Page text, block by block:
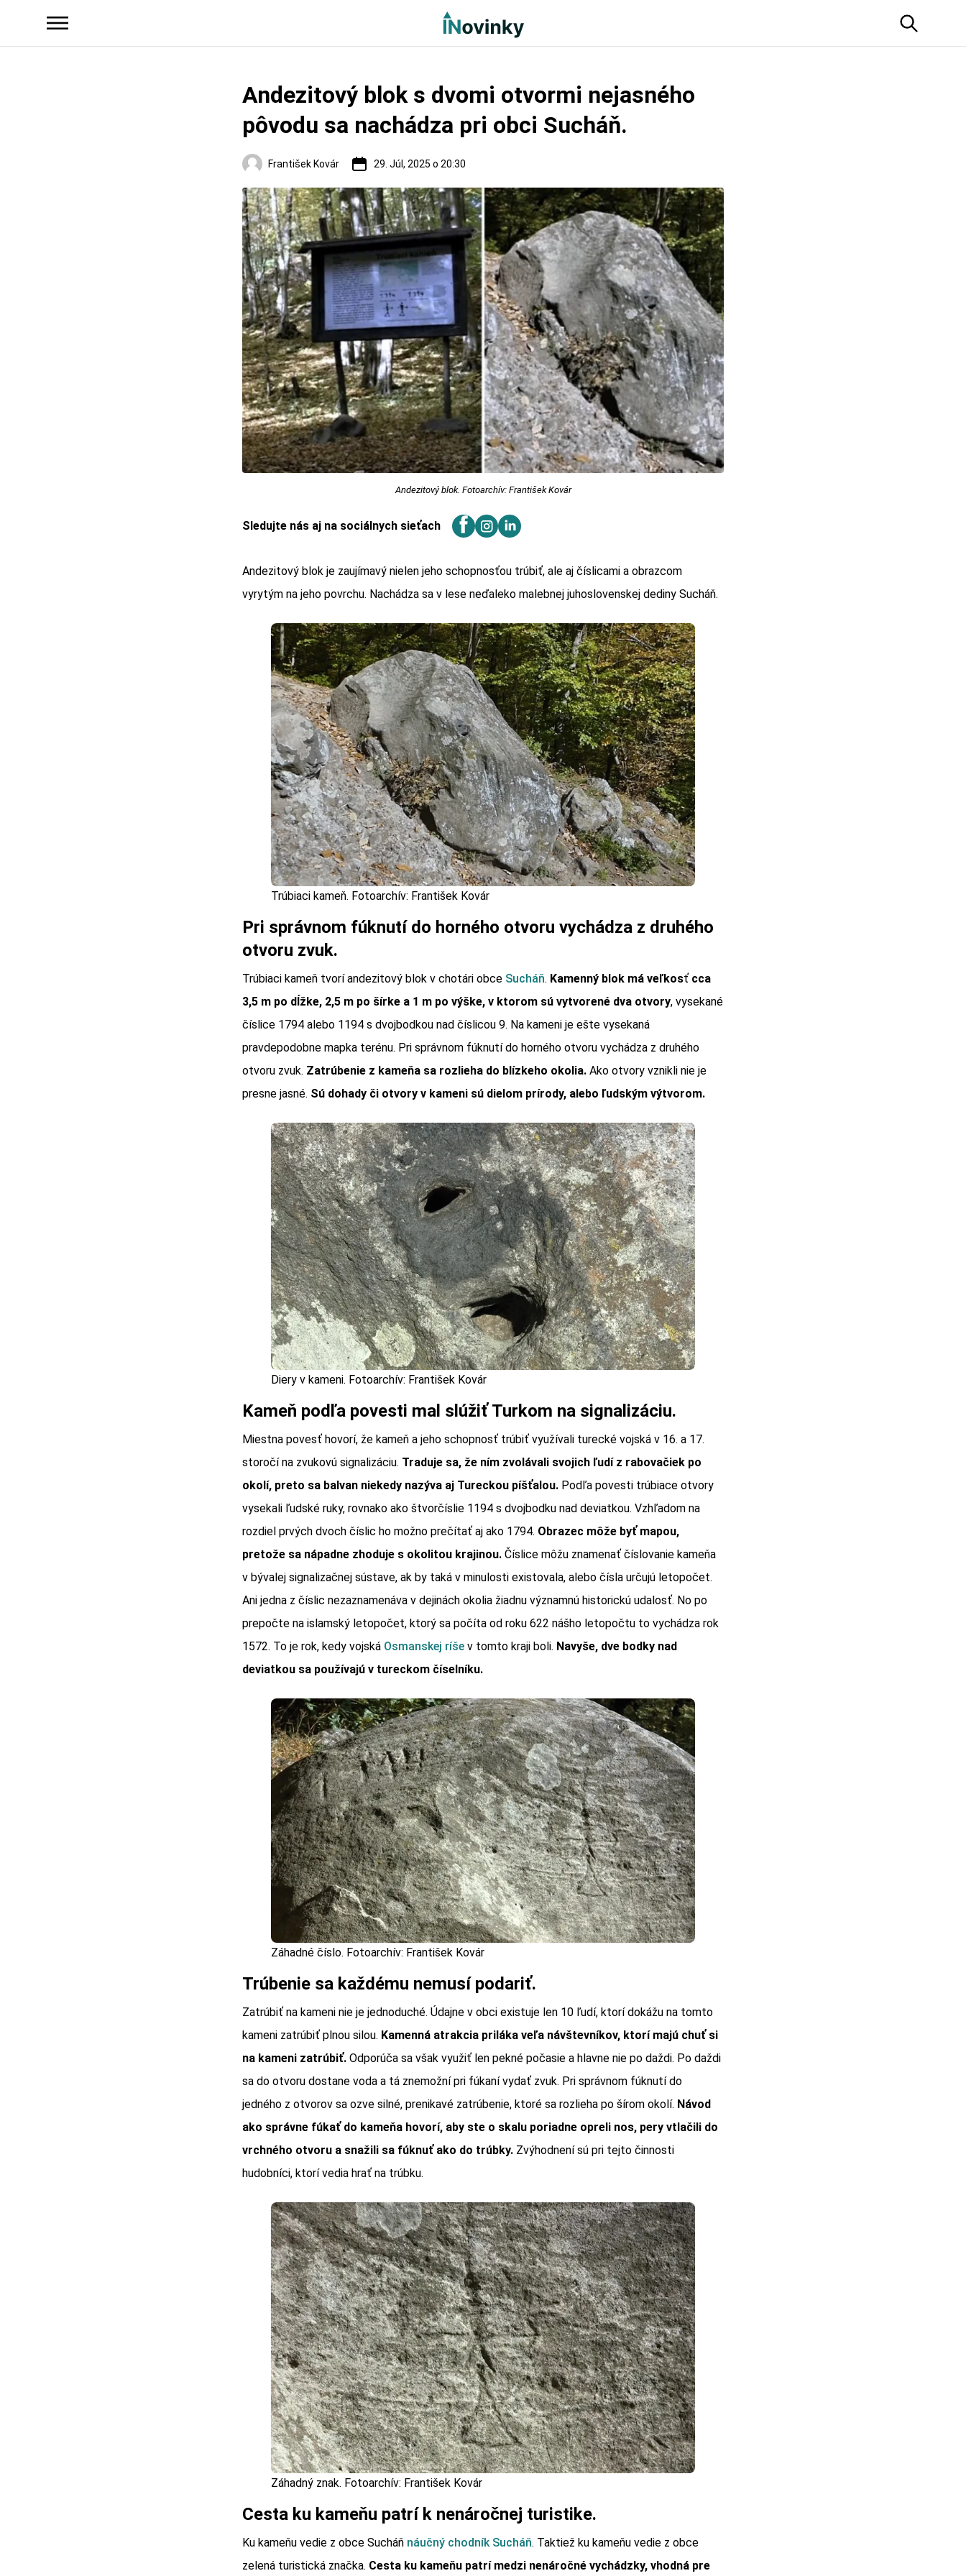
Andezitový blok s dvomi otvormi nejasného
pôvodu sa nachádza pri obci Sucháň.
František Kovár 29. Júl, 2025 o 20:30
Turistika
Andezitový blok. Fotoarchív: František Kovár
Sledujte nás aj na sociálnych sieťach
Andezitový blok je zaujímavý nielen jeho schopnosťou trúbiť, ale aj číslicami a obrazcom
vyrytým na jeho povrchu. Nachádza sa v lese neďaleko malebnej juhoslovenskej dediny Sucháň.
Trúbiaci kameň. Fotoarchív: František Kovár
Pri správnom fúknutí do horného otvoru vychádza z druhého
otvoru zvuk.
Trúbiaci kameň tvorí andezitový blok v chotári obce Sucháň. Kamenný blok má veľkosť cca
3,5 m po dĺžke, 2,5 m po šírke a 1 m po výške, v ktorom sú vytvorené dva otvory, vysekané
číslice 1794 alebo 1194 s dvojbodkou nad číslicou 9. Na kameni je ešte vysekaná
pravdepodobne mapka terénu. Pri správnom fúknutí do horného otvoru vychádza z druhého
otvoru zvuk. Zatrúbenie z kameňa sa rozlieha do blízkeho okolia. Ako otvory vznikli nie je
presne jasné. Sú dohady či otvory v kameni sú dielom prírody, alebo ľudským výtvorom.
Diery v kameni. Fotoarchív: František Kovár
Kameň podľa povesti mal slúžiť Turkom na signalizáciu.
Miestna povesť hovorí, že kameň a jeho schopnosť trúbiť využívali turecké vojská v 16. a 17.
storočí na zvukovú signalizáciu. Traduje sa, že ním zvolávali svojich ľudí z rabovačiek po
okolí, preto sa balvan niekedy nazýva aj Tureckou píšťalou. Podľa povesti trúbiace otvory
vysekali ľudské ruky, rovnako ako štvorčíslie 1194 s dvojbodku nad deviatkou. Vzhľadom na
rozdiel prvých dvoch číslic ho možno prečítať aj ako 1794. Obrazec môže byť mapou,
pretože sa nápadne zhoduje s okolitou krajinou. Číslice môžu znamenať číslovanie kameňa
v bývalej signalizačnej sústave, ak by taká v minulosti existovala, alebo čísla určujú letopočet.
Ani jedna z číslic nezaznamenáva v dejinách okolia žiadnu významnú historickú udalosť. No po
prepočte na islamský letopočet, ktorý sa počíta od roku 622 nášho letopočtu to vychádza rok
1572. To je rok, kedy vojská Osmanskej ríše v tomto kraji boli. Navyše, dve bodky nad
deviatkou sa používajú v tureckom číselníku.
Záhadné číslo. Fotoarchív: František Kovár
Trúbenie sa každému nemusí podariť.
Zatrúbiť na kameni nie je jednoduché. Údajne v obci existuje len 10 ľudí, ktorí dokážu na tomto
kameni zatrúbiť plnou silou. Kamenná atrakcia priláka veľa návštevníkov, ktorí majú chuť si
na kameni zatrúbiť. Odporúča sa však využiť len pekné počasie a hlavne nie po daždi. Po daždi
sa do otvoru dostane voda a tá znemožní pri fúkaní vydať zvuk. Pri správnom fúknutí do
jedného z otvorov sa ozve silné, prenikavé zatrúbenie, ktoré sa rozlieha po šírom okolí. Návod
ako správne fúkať do kameňa hovorí, aby ste o skalu poriadne opreli nos, pery vtlačili do
vrchného otvoru a snažili sa fúknuť ako do trúbky. Zvýhodnení sú pri tejto činnosti
hudobníci, ktorí vedia hrať na trúbku.
Záhadný znak. Fotoarchív: František Kovár
Cesta ku kameňu patrí k nenáročnej turistike.
Ku kameňu vedie z obce Sucháň náučný chodník Sucháň. Taktiež ku kameňu vedie z obce
zelená turistická značka. Cesta ku kameňu patrí medzi nenáročné vychádzky, vhodná pre